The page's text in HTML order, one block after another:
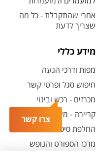
צרו קשר
אחרי שהתקבלת - כל מה
שצריך לדעת
מידע כללי
מפות ודרכי הגעה
חיפוש סגל ופרטי קשר
מכרזים - רכש ובינוי
קריירה - משרות פתוחות
החלפת סיסמה ארגונית
מרכז הספורט והנופש